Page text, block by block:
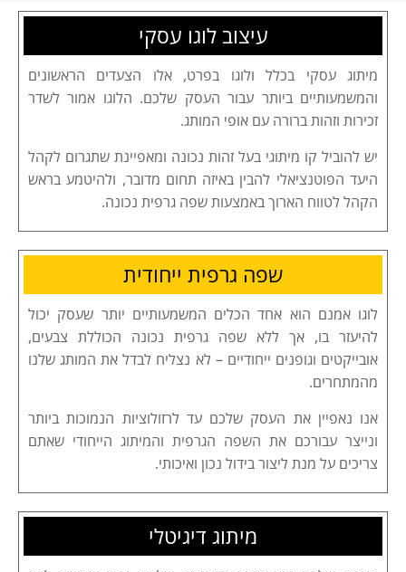
עיצוב לוגו עסקי
מיתוג עסקי בכלל ולוגו בפרט, אלו הצעדים הראשונים
והמשמעותיים ביותר עבור העסק שלכם. הלוגו אמור לשדר
זכירות וזהות ברורה עם אופי המותג.
יש להוביל קו מיתוגי בעל זהות נכונה ומאפיינת שתגרום לקהל
היעד הפוטנציאלי להבין באיזה תחום מדובר, ולהיטמע בראש
הקהל לטווח הארוך באמצעות שפה גרפית נכונה.
שפה גרפית ייחודית
לוגו אמנם הוא אחד הכלים המשמעותיים יותר שעסק יכול
להיעזר בו, אך ללא שפה גרפית נכונה הכוללת צבעים,
אובייקטים וגופנים ייחודיים – לא נצליח לבדל את המותג שלנו
מהמתחרים.
אנו נאפיין את העסק שלכם עד לרזולוציות הנמוכות ביותר
ונייצר עבורכם את השפה הגרפית והמיתוג הייחודי שאתם
צריכים על מנת ליצור בידול נכון ואיכותי.
מיתוג דיגיטלי